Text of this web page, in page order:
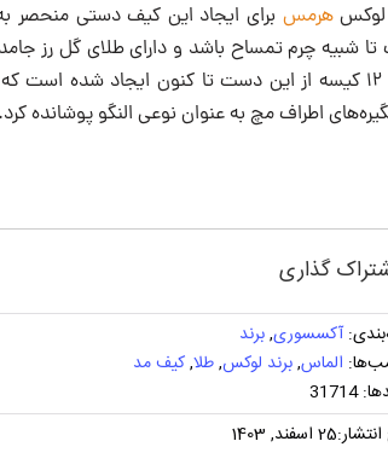
لوکسهرمس برای ایجاد این کیف دستی منحصر
فقط ۱۲ کیسه از این دست تا کنون ایجاد شده
اطراف مچ به عنوان نوعی النگو پوشانده کرد.
گذاری
آکسسوری,برند
الماس,برند لوکس,طلا,کیف مد
31714
اسفند, 1403